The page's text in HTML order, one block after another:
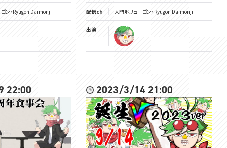
ン・Ryugon Daimonji 配信ch 大門地リューゴン・Ryugon Daimonji
出演
22:00 2023/3/14 21:00